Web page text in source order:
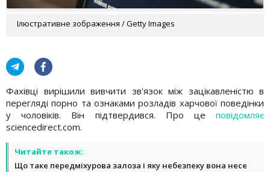
Ілюстративне зображення / Getty Images
Фахівці вирішили вивчити зв'язок між зацікавленістю в
перегляді порно та ознаками розладів харчової поведінки
у чоловіків. Він підтвердився. Про це повідомляє
sciencedirect.com.
Читайте також:
Що таке передміхурова залоза і яку небезпеку вона несе